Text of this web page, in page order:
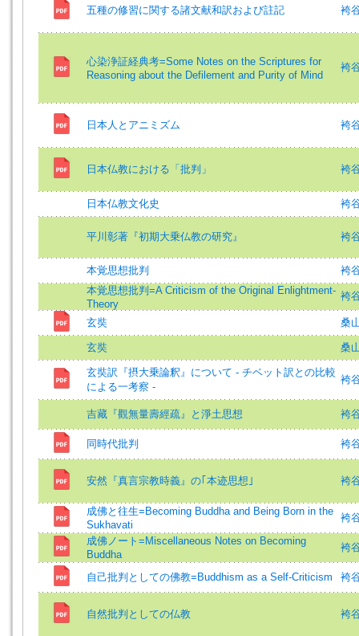
五種の修習に関する諸文献和訳および註記 袴
心染浄証経典考=Some Notes on the Scriptures for
Reasoning about the Defilement and Purity of Mind
袴
日本人とアニミズム 袴
日本仏教における「批判」 袴
日本仏教文化史 袴
平川彰著『初期大乗仏教の研究』 袴
本覚思想批判
袴
本覚思想批判=A Criticism of the Original Enlightment-
Theory
袴
玄奘 桑
玄奘 桑
玄奘訳『摂大乗論釈』について - チベット訳との比較
による一考察 -
袴
吉藏『觀無量壽經疏』と淨土思想 袴
同時代批判 袴
安然『真言宗教時義』の｢本迹思想｣ 袴
成佛と往生=Becoming Buddha and Being Born in the
Sukhavati
袴
成佛ノート=Miscellaneous Notes on Becoming
Buddha
袴
自己批判としての佛教=Buddhism as a Self-Criticism 袴
自然批判としての仏教 袴